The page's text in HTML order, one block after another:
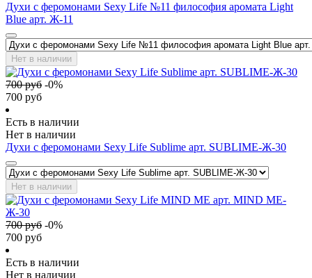
Духи с феромонами Sexy Life №11 философия аромата Light
Blue арт. Ж-11
Нет в наличии
700руб -0%
700 руб
Есть в наличии
Нет в наличии
Духи с феромонами Sexy Life Sublime арт. SUBLIME-Ж-30
Нет в наличии
700руб -0%
700 руб
Есть в наличии
Нет в наличии